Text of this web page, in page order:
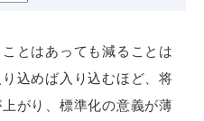
とはあっても減ることは
込めば入り込むほど、将
がり、標準化の意義が薄